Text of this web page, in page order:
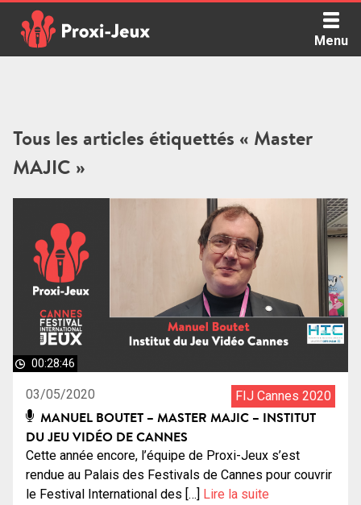
content
Menu
Tous les articles étiquettés « Master
MAJIC »
00:28:46
03/05/2020 FIJ Cannes 2020
MANUEL BOUTET – MASTER MAJIC – INSTITUT
DU JEU VIDÉO DE CANNES
Cette année encore, l’équipe de Proxi-Jeux s’est
rendue au Palais des Festivals de Cannes pour couvrir
le Festival International des […] Lire la suite